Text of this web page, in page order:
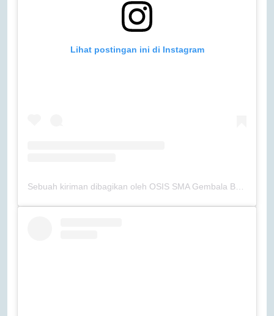
Lihat postingan ini di Instagram
Sebuah kiriman dibagikan oleh OSIS SMA Gembala Baik (@osissmagb)